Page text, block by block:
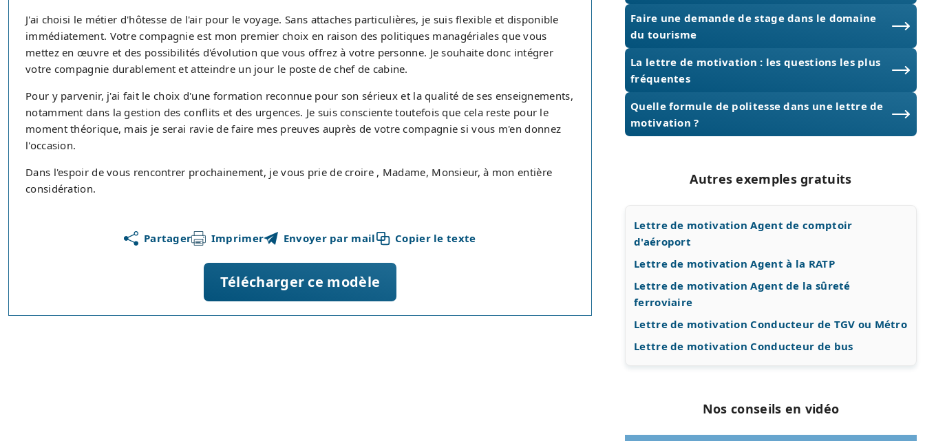
J'ai choisi le métier d'hôtesse de l'air pour le voyage. Sans attaches particulières, je suis flexible et disponible
immédiatement. Votre compagnie est mon premier choix en raison des politiques managériales que vous
mettez en œuvre et des possibilités d'évolution que vous offrez à votre personne. Je souhaite donc intégrer
votre compagnie durablement et atteindre un jour le poste de chef de cabine.
Pour y parvenir, j'ai fait le choix d'une formation reconnue pour son sérieux et la qualité de ses enseignements,
notamment dans la gestion des conflits et des urgences. Je suis consciente toutefois que cela reste pour le
moment théorique, mais je serai ravie de faire mes preuves auprès de votre compagnie si vous m'en donnez
l'occasion.
Dans l'espoir de vous rencontrer prochainement, je vous prie de croire , Madame, Monsieur, à mon entière
considération.
Partager Imprimer Envoyer par mail Copier le texte
Télécharger ce modèle
Faire une demande de stage dans le domaine
du tourisme
La lettre de motivation : les questions les plus
fréquentes
Quelle formule de politesse dans une lettre de
motivation ?
Autres exemples gratuits
Lettre de motivation Agent de comptoir
d'aéroport
Lettre de motivation Agent à la RATP
Lettre de motivation Agent de la sûreté
ferroviaire
Lettre de motivation Conducteur de TGV ou Métro
Lettre de motivation Conducteur de bus
Nos conseils en vidéo